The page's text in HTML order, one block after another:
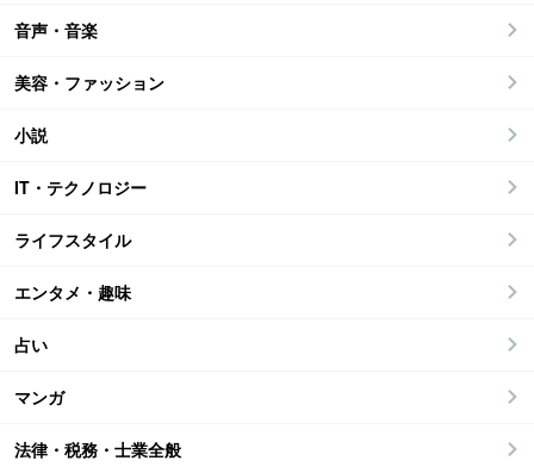
音声・音楽
美容・ファッション
小説
IT・テクノロジー
ライフスタイル
エンタメ・趣味
占い
マンガ
法律・税務・士業全般